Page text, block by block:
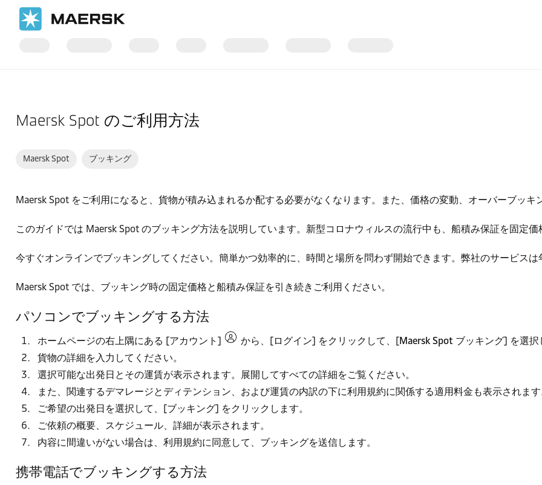
Maersk Spot のご利用方法
Maersk Spot ブッキング
Maersk Spot をご利用になると、貨物が積み込まれるか配する必要がなくなります。また、価格の変動、オーバーブッキ
このガイドでは Maersk Spot のブッキング方法を説明しています。新型コロナウィルスの流行中も、船積み保証を固定価
今すぐオンラインでブッキングしてください。簡単かつ効率的に、時間と場所を問わず開始できます。弊社のサービスは
Maersk Spot では、ブッキング時の固定価格と船積み保証を引き続きご利用ください。
パソコンでブッキングする方法
ホームページの右上隅にある [アカウント ] から、[ログイン] をクリックして、[Maersk Spot ブッキング] を選択
貨物の詳細を入力してください。
選択可能な出発日とその運賃が表示されます。展開してすべての詳細をご覧ください。
また、関連するデマレージとディテンション、および運賃の内訳の下に利用規約に関係する適用料金も表示されます
ご希望の出発日を選択して、[ブッキング] をクリックします。
ご依頼の概要、スケジュール、詳細が表示されます。
内容に間違いがない場合は、 利用規約に同意して、ブッキングを送信します。
携帯電話でブッキングする方法